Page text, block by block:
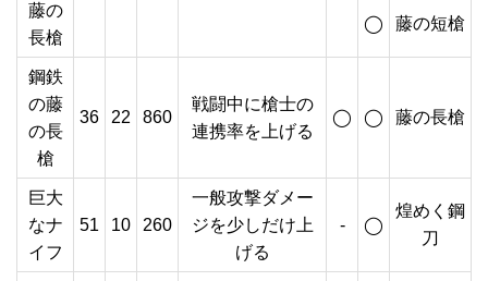
藤の
長槍
◯ 藤の短槍
鋼鉄
の藤
の長
槍
36 22 860
戦闘中に槍士の
連携率を上げる
◯ ◯ 藤の長槍
巨大
なナ
イフ
51 10 260
一般攻撃ダメー
ジを少しだけ上
げる
- ◯
煌めく鋼
刀